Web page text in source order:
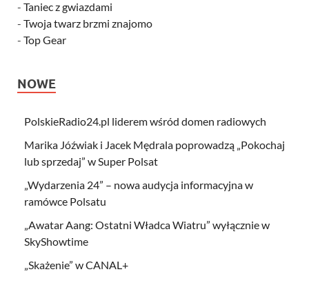
- Taniec z gwiazdami
- Twoja twarz brzmi znajomo
- Top Gear
NOWE
PolskieRadio24.pl liderem wśród domen radiowych
Marika Jóźwiak i Jacek Mędrala poprowadzą „Pokochaj
lub sprzedaj” w Super Polsat
„Wydarzenia 24” – nowa audycja informacyjna w
ramówce Polsatu
„Awatar Aang: Ostatni Władca Wiatru” wyłącznie w
SkyShowtime
„Skażenie” w CANAL+